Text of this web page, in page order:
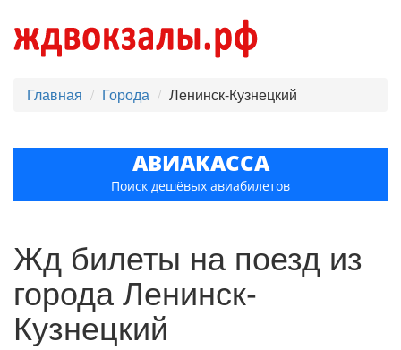
Главная Города Ленинск-Кузнецкий
АВИАКАССА
Поиск дешёвых авиабилетов
Жд билеты на поезд из
города Ленинск-
Кузнецкий